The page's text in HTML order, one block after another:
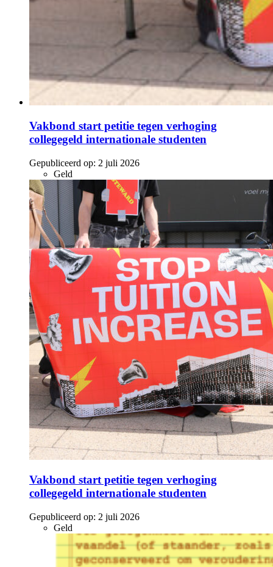
Vakbond start petitie tegen verhoging
collegegeld internationale studenten
Gepubliceerd op: 2 juli 2026
Geld
Vakbond start petitie tegen verhoging
collegegeld internationale studenten
Gepubliceerd op: 2 juli 2026
Geld